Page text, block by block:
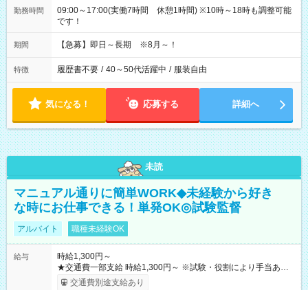
勤務時間
09:00～17:00(実働7時間 休憩1時間) ※10時～18時も調整可能
です！
期間 【急募】即日～長期 ※8月～！
特徴 履歴書不要 / 40～50代活躍中 / 服装自由
気になる！ 応募する 詳細へ
未読
マニュアル通りに簡単WORK◆未経験から好き
な時にお仕事できる！単発OK◎試験監督
アルバイト 職種未経験OK
給与
時給1,300円～
★交通費一部支給 時給1,300円～ ※試験・役割により手当あり
※勤務回数により昇給あり 【即給（前払い）オプションあ
交通費別途支給あり